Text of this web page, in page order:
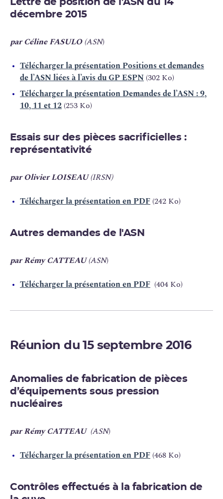
décembre 2015
par Céline FASULO(ASN)
Télécharger la présentation Positions et demandes
de l’ASN liées à l’avis du GP ESPN (302 Ko)
Télécharger la présentation Demandes de l’ASN : 9,
10, 11 et 12 (253 Ko)
Essais sur des pièces sacrificielles :
représentativité
par Olivier LOISEAU(IRSN)
Télécharger la présentation en PDF (242 Ko)
Autres demandes de l'ASN
par Rémy CATTEAU(ASN)
Télécharger la présentation en PDF (404 Ko)
Réunion du 15 septembre 2016
Anomalies de fabrication de pièces
d’équipements sous pression
nucléaires
par Rémy CATTEAU (ASN)
Télécharger la présentation en PDF (468 Ko)
Contrôles effectués à la fabrication de